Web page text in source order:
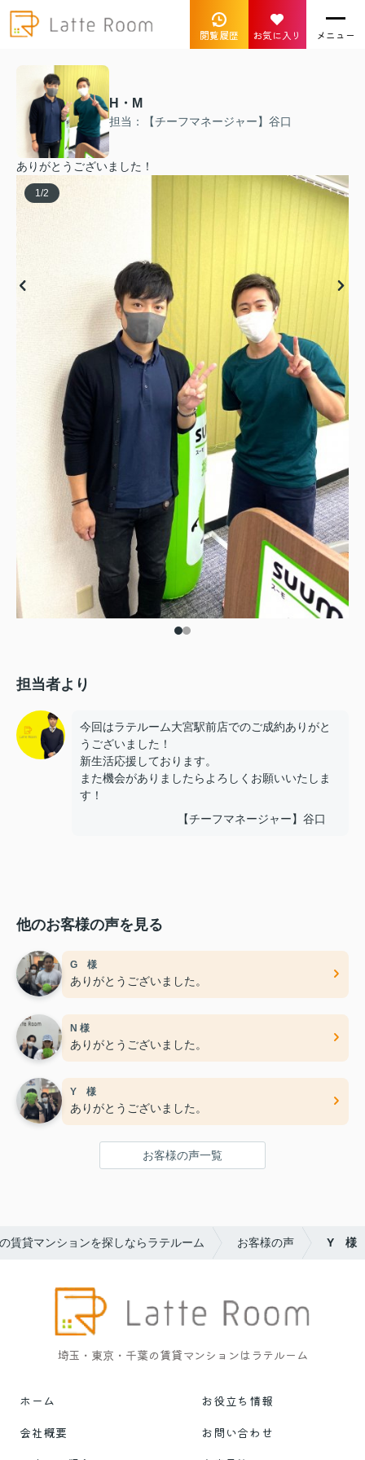
閲覧履歴 お気に入り メニュー
H・M
担当：【チーフマネージャー】谷口
ありがとうございました！
1 /2
担当者より
今回はラテルーム大宮駅前店でのご成約ありがと
うございました！
新生活応援しております。
また機会がありましたらよろしくお願いいたしま
す！
【チーフマネージャー】谷口
他のお客様の声を見る
G 様
ありがとうございました。
N 様
ありがとうございました。
Y 様
ありがとうございました。
お客様の声一覧
賃貸マンションを探しならラテルーム お客様の声 Y 様
埼玉・東京・千葉の賃貸マンションはラテルーム
ホーム
お役立ち情報
会社概要
お問い合わせ